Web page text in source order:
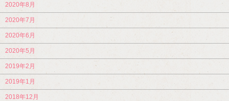
2020年8月
2020年7月
2020年6月
2020年5月
2019年2月
2019年1月
2018年12月